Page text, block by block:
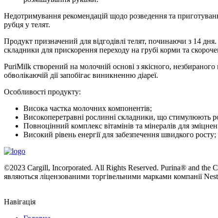
Недотримування рекомендацій щодо розведення та
рубця у телят.
Продукт призначений для відгодівлі телят, починаючи з 14
складники для прискорення переходу на грубі корми та
PuriMilk створений на молочній основі з якісного,
обволікаючій дії запобігає виникненню діареї.
Особливості продукту:
Висока частка молочних компонентів;
Високоперетравні рослинні складники, що стимулюють
Повноцінний комплекс вітамінів та мінералів для
Високий рівень енергії для забезпечення швидкого росту;
©2023 Cargill, Incorporated. All Rights Reserved. Purina® and the
являються ліцензованими торгівельними марками компанії
Навігація